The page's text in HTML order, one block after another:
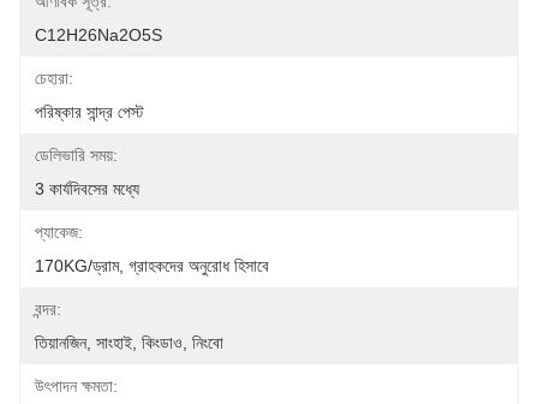
C12H26Na2O5S
চেহারা:
পরিষ্কার সান্দ্র পেস্ট
ডেলিভারি সময়:
3 কার্যদিবসের মধ্যে
প্যাকেজ:
170KG/ড্রাম, গ্রাহকদের অনুরোধ হিসাবে
বন্দর:
তিয়ানজিন, সাংহাই, কিংডাও, নিংবো
উৎপাদন ক্ষমতা: